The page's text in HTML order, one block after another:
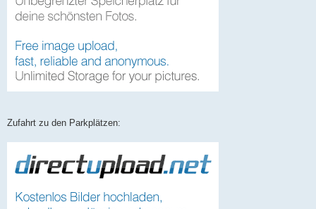
Zufahrt zu den Parkplätzen: